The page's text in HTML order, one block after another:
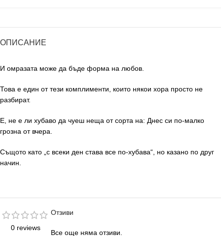
ОПИСАНИЕ
И омразата може да бъде форма на любов.
Това е един от тези комплименти, които някои хора просто не
разбират.
Е, не е ли хубаво да чуеш неща от сорта на: Днес си по-малко
грозна от вчера.
Същото като „с всеки ден става все по-хубава“, но казано по друг
начин.
0 reviews
Отзиви
Все още няма отзиви.